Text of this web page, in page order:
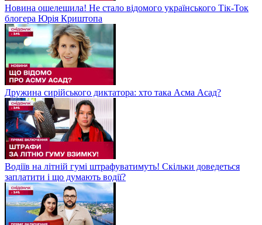
Новина ошелешила! Не стало відомого українського Тік-Ток
блогера Юрія Криштопа
Дружина сирійського диктатора: хто така Асма Асад?
Водіїв на літній гумі штрафуватимуть! Скільки доведеться
заплатити і що думають водії?